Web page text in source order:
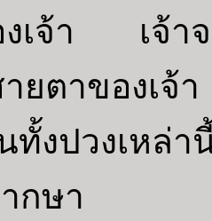
เจ้า เจ้าจ
ายตาของ
ทั้งปวงเหล่า
กษา